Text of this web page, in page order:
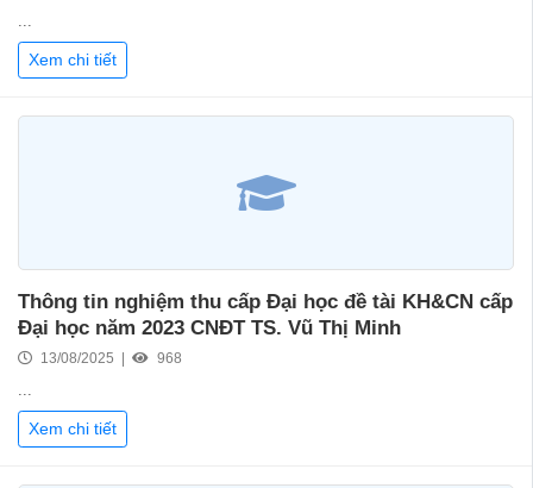
...
Xem chi tiết
Thông tin nghiệm thu cấp Đại học đề tài KH&CN cấp
Đại học năm 2023 CNĐT TS. Vũ Thị Minh
13/08/2025 | 968
...
Xem chi tiết